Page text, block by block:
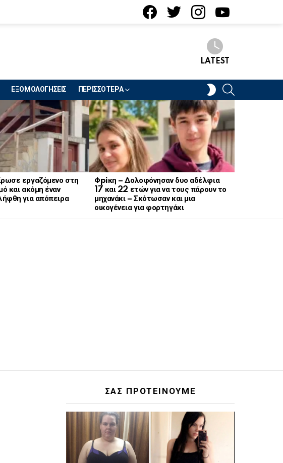
LATEST
ΕΞΟΜΟΛΟΓΗΣΕΙΣ ΠΕΡΙΣΣΟΤΕΡΑ
SWITCH
SKIN
εργαζόμενο στη
και ακόμη έναν
για απόπειρα
Φpiκη – Δολοφόνησαν δυο αδέλφια
17 και 22 ετών για να τους πάρουν το
μηχανάκι – Σκότωσαν και μια
οικογένεια για φορτηγάκι
ΣΑΣ ΠΡΟΤΕΙΝΟΥΜΕ